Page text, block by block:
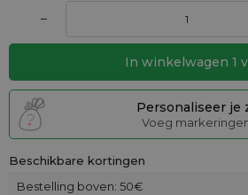
–
In winkelwagen 1
Personaliseer je
Voeg
Beschikbare kortingen
Bestelling boven: 50€